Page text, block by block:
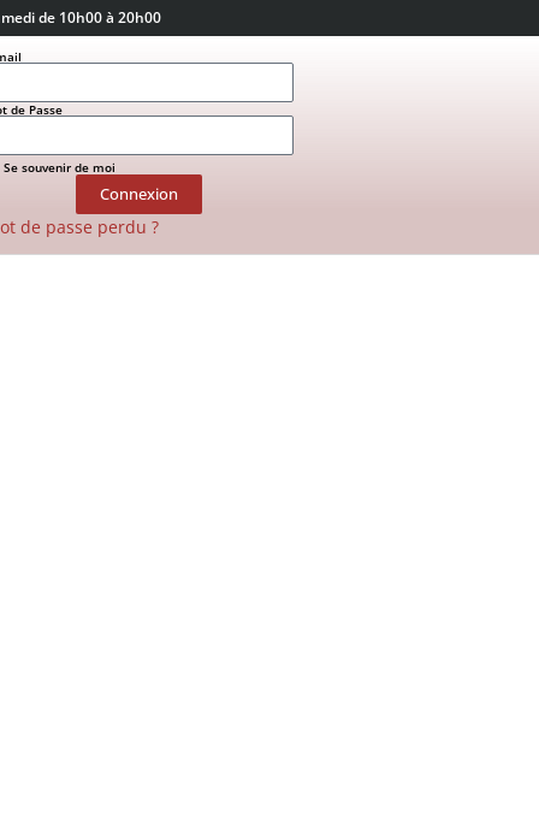
de 10h00 à 20h00
de Passe
Se souvenir de moi
Connexion
de passe perdu ?